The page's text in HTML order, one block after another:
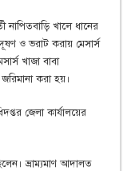
নাপিতবাড়ি খালে ধানের
ও ভরাট করায় মেসার্স
খাজা বাবা
করা হয়।
জেলা কার্যালয়ের
ভ্রাম্যমাণ আদালত